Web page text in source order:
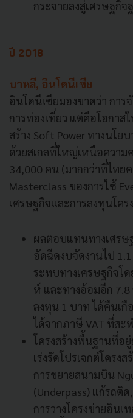
กระจายลงสู่เศรษฐกิ
ปี 2018
บาหลี, อินโดนีเซีย
อินโดนีเซียมองขาดว่า การ
การท่องเที่ยว แต่คือโอกาส
สร้าง Soft Power ทางนโ
ด้วยสเกลที่ใหญ่เหนือความ
34,000 คน (มากกว่าที่ไทย
Masterclass ของการใช้
เศรษฐกิจและการลงทุนโค
ผลตอบแทนทางเศรษ
อัดฉีดงบจัดงานไป
ระทบทางเศรษฐกิจโด
ห์ และทางอ้อมอีก 7.8
ลงทุน 1 บาท ได้คืนเกื
ได้จากภาษี VAT ที่สะ
โครงสร้างพื้นฐานที่อ
เร่งรัดโปรเจกต์โครง
การขยายสนามบิน
(Underpass) แก้รถติ
การวางโครงข่ายอินเ